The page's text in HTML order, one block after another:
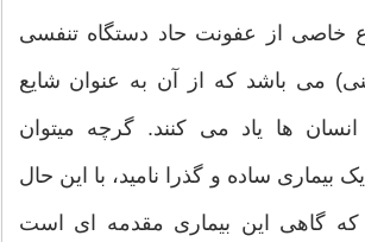
خاصی از عفونت حاد دستگاه تنفسی
می باشد که از آن به عنوان شایع
ها یاد می کنند. گرچه میتوان
بیماری ساده و گذرا نامید، با این حال
که گاهی این بیماری مقدمه ای است